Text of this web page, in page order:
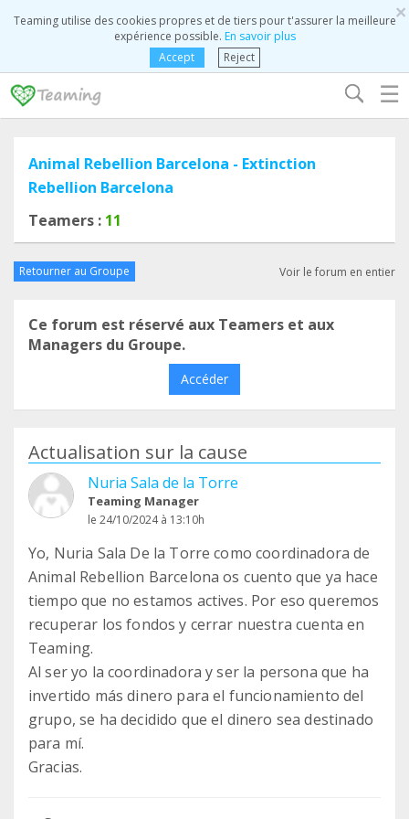
×
Teaming utilise des cookies propres et de tiers pour t'assurer la meilleure
expérience possible. En savoir plus
Accept
Reject
☰
Animal Rebellion Barcelona - Extinction
Rebellion Barcelona
Teamers : 11
Retourner au Groupe Voir le forum en entier
Ce forum est réservé aux Teamers et aux
Managers du Groupe.
Accéder
Actualisation sur la cause
Nuria Sala de la Torre
Teaming Manager
le 24/10/2024 à 13:10h
Yo, Nuria Sala De la Torre como coordinadora de
Animal Rebellion Barcelona os cuento que ya hace
tiempo que no estamos actives. Por eso queremos
recuperar los fondos y cerrar nuestra cuenta en
Teaming.
Al ser yo la coordinadora y ser la persona que ha
invertido más dinero para el funcionamiento del
grupo, se ha decidido que el dinero sea destinado
para mí.
Gracias.